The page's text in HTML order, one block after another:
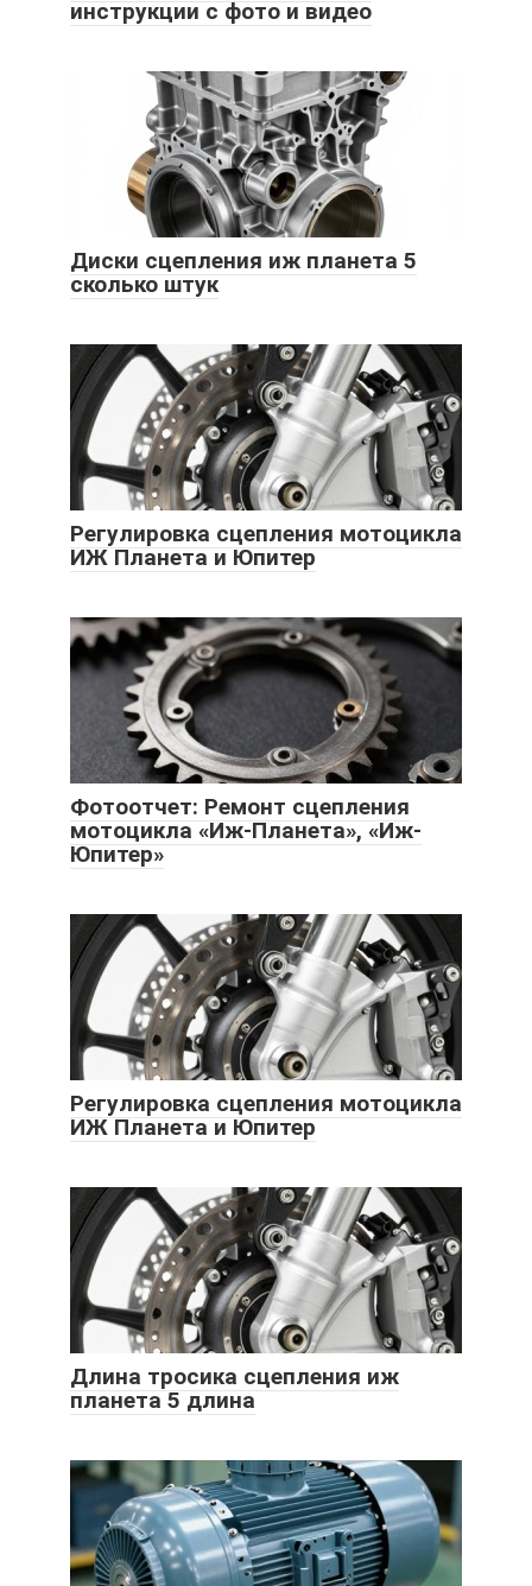
инструкции с фото и видео
Диски сцепления иж планета 5
сколько штук
Регулировка сцепления мотоцикла
ИЖ Планета и Юпитер
Фотоотчет: Ремонт сцепления
мотоцикла «Иж-Планета», «Иж-
Юпитер»
Регулировка сцепления мотоцикла
ИЖ Планета и Юпитер
Длина тросика сцепления иж
планета 5 длина